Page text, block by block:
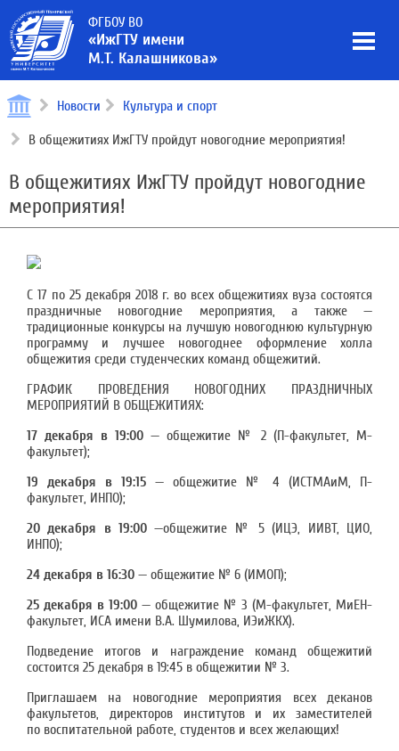
ФГБОУ ВО
«ИжГТУ имени
М.Т. Калашникова»
Новости Культура и спорт
В общежитиях ИжГТУ пройдут новогодние мероприятия!
В общежитиях ИжГТУ пройдут новогодние
мероприятия!
С 17 по 25 декабря 2018 г. во всех общежитиях вуза состоятся
праздничные новогодние мероприятия, а также —
традиционные конкурсы на лучшую новогоднюю культурную
программу и лучшее новогоднее оформление холла
общежития среди студенческих команд общежитий.
ГРАФИК ПРОВЕДЕНИЯ НОВОГОДНИХ ПРАЗДНИЧНЫХ
МЕРОПРИЯТИЙ В ОБЩЕЖИТИЯХ:
17 декабря в 19:00 — общежитие № 2 (П-факультет, М-
факультет);
19 декабря в 19:15 — общежитие № 4 (ИСТМАиМ, П-
факультет, ИНПО);
20 декабря в 19:00—общежитие № 5 (ИЦЭ, ИИВТ, ЦИО,
ИНПО);
24 декабря в 16:30 — общежитие № 6 (ИМОП);
25 декабря в 19:00 — общежитие № 3 (М-факультет, МиЕН-
факультет, ИСА имени В.А. Шумилова, ИЭиЖКХ).
Подведение итогов и награждение команд общежитий
состоится 25 декабря в 19:45 в общежитии № 3.
Приглашаем на новогодние мероприятия всех деканов
факультетов, директоров институтов и их заместителей
по воспитательной работе, студентов и всех желающих!